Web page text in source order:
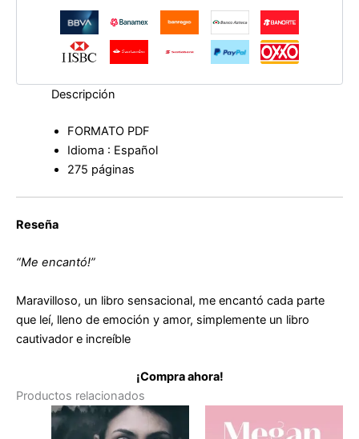
Descripción
FORMATO PDF
Idioma : Español
275 páginas
Reseña
“Me encantó!”
Maravilloso, un libro sensacional, me encantó cada parte
que leí, lleno de emoción y amor, simplemente un libro
cautivador e increíble
¡Compra ahora!
Productos relacionados